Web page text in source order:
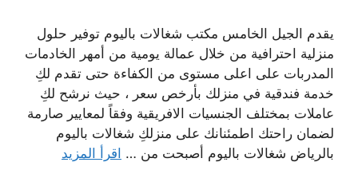
يقدم الجيل الخامس مكتب شغالات باليوم توفير حلول
منزلية احترافية من خلال عمالة يومية من أمهر الخادمات
المدربات على اعلى مستوى من الكفاءة حتى تقدم لكِ
خدمة فندقية في منزلك بأرخص سعر ، حيث نرشح لكِ
عاملات بمختلف الجنسيات الافريقية وفقاً لمعايير صارمة
لضمان راحتك اطمئنانك على منزلكِ شغالات باليوم
بالرياض شغالات باليوم أصبحت من … اقرأ المزيد